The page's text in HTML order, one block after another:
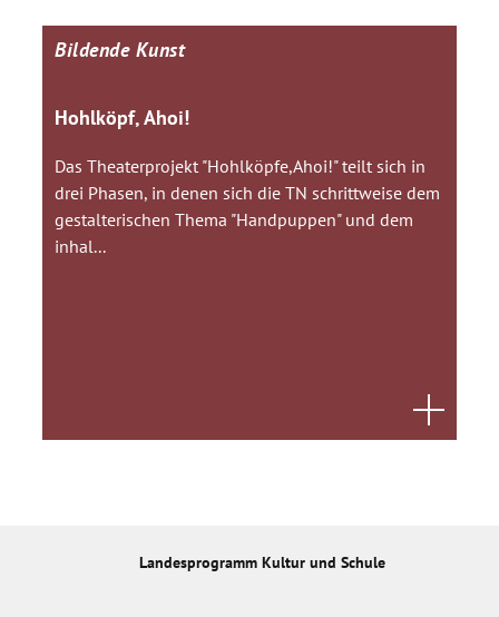
Bildende Kunst
Hohlköpf, Ahoi!
Das Theaterprojekt "Hohlköpfe,Ahoi!" teilt sich in
drei Phasen, in denen sich die TN schrittweise dem
gestalterischen Thema "Handpuppen" und dem
inhal...
Landesprogramm Kultur und Schule